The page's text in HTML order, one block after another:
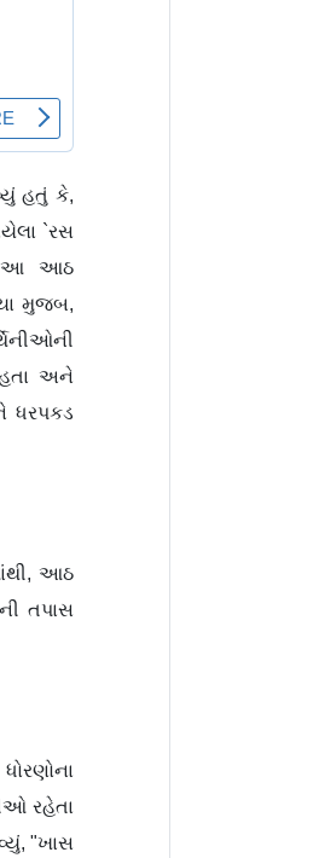
હતું કે,
`રસ
"આ આઠ
મુજબ,
હતા અને
ધરપકડ
આઠ
તપાસ
રહેતા
"ખાસ